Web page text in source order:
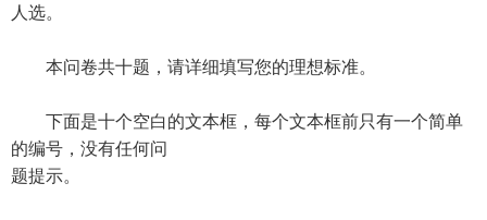
人选。
本问卷共十题，请详细填写您的理想标准。
下面是十个空白的文本框，每个文本框前只有一个简单
的编号，没有任何问
题提示。